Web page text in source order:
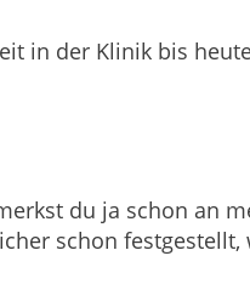
in der Klinik bis
du ja schon an
schon